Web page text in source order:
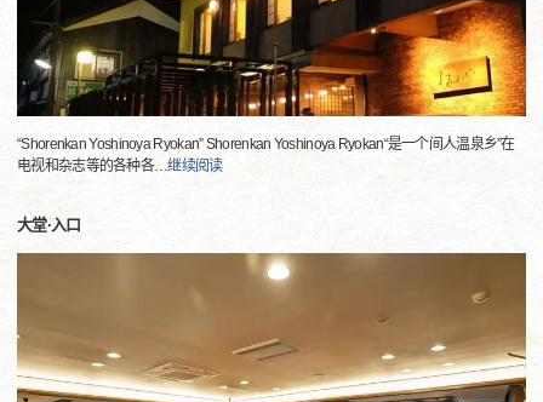
“Shorenkan Yoshinoya Ryokan” Shorenkan Yoshinoya Ryokan“是一个间人温泉乡”在
电视和杂志等的各种各…继续阅读
大堂·入口